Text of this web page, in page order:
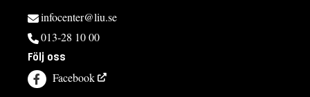
infocenter@liu.se
013-28 10 00
Följ oss
Facebook